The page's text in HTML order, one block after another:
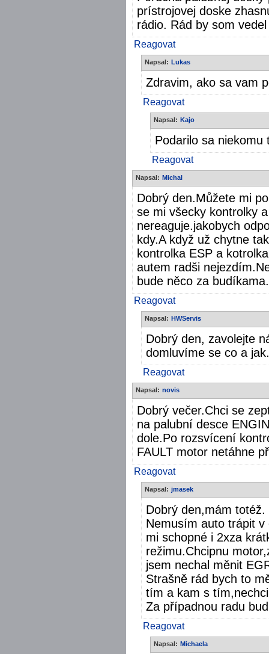
prístrojovej doske
rádio. Rád by som
Reagovat
Napsal: Lukas
Zdravim, ako sa vam
Reagovat
Napsal: Kajo
Podarilo sa niekomu
Reagovat
Napsal: Michal
Dobrý den.Můžete mi
se mi všecky kontrolky
nereaguje.jakobych
kdy.A když už chytne
kontrolka ESP a
autem radši
bude něco za
Reagovat
Napsal: HWServis
Dobrý den, zavolejte
domluvíme se co a
Reagovat
Napsal: novis
Dobrý večer.Chci se
na palubní desce
dole.Po rozsvícení
FAULT motor netáhne
Reagovat
Napsal: jmasek
Dobrý den,mám totéž.
Nemusím auto trápit v
mi schopné i 2xza
režimu.Chcipnu
jsem nechal měnit
Strašně rád bych to
tím a kam s
Za případnou radu
Reagovat
Napsal: Michaela